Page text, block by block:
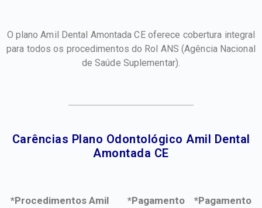
O plano Amil Dental Amontada CE oferece cobertura integral
para todos os procedimentos do Rol ANS(Agência Nacional
de Saúde Suplementar).
Carências Plano Odontológico Amil Dental
Amontada CE​
*Procedimentos Amil
*Pagamento
*Pagamento